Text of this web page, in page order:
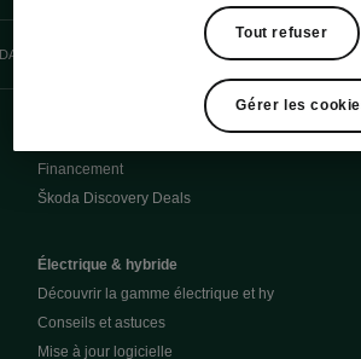
Financement
Škoda Discovery Deals
Électrique & hybride
Découvrir la gamme électrique et hy
Conseils et astuces
Mise à jour logicielle
Tout refuser
Gérer les